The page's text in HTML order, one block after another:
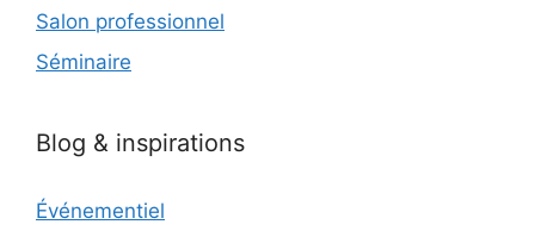
Salon professionnel
Séminaire
Blog & inspirations
Événementiel